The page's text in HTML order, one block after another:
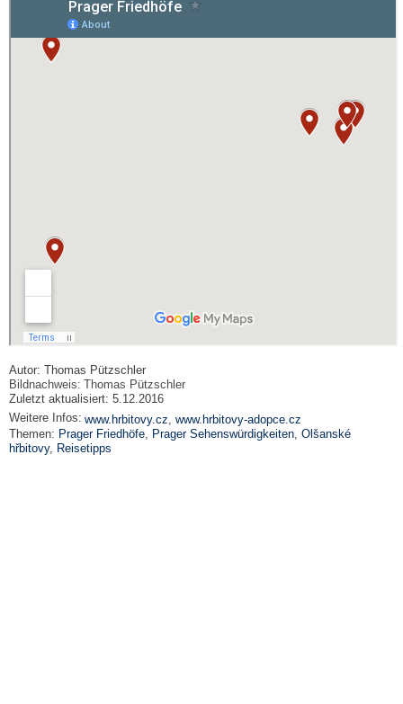
Autor: Thomas Pützschler
Bildnachweis: Thomas Pützschler
Zuletzt aktualisiert: 5.12.2016
Weitere Infos: www.hrbitovy.cz
www.hrbitovy-adopce.cz
Themen: Prager Friedhöfe Prager Sehenswürdigkeiten Olšanské
hřbitovy, Reisetipps